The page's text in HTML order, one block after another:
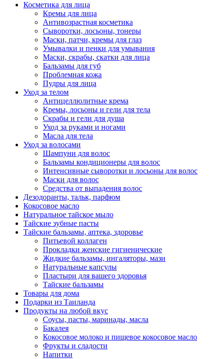
Косметика для лица
Кремы для лица
Антивозрастная косметика
Сыворотки, лосьоны, тонеры
Маски, патчи, кремы для глаз
Умывалки и пенки для умывания
Маски, скрабы, скатки для лица
Бальзамы для губ
Проблемная кожа
Пудры для лица
Уход за телом
Антицеллюлитные крема
Кремы, лосьоны и гели для тела
Скрабы и гели для душа
Уход за руками и ногами
Масла для тела
Уход за волосами
Шампуни для волос
Бальзамы кондиционеры для волос
Интенсивные сыворотки и лосьоны для волос
Маски для волос
Средства от выпадения волос
Дезодоранты, тальк, парфюм
Кокосовое масло
Натуральное тайское мыло
Тайские зубные пасты
Тайские бальзамы, аптека, здоровье
Питьевой коллаген
Прокладки женские гигиенические
Жидкие бальзамы, ингаляторы, мази
Натуральные капсулы
Пластыри для вашего здоровья
Тайские бальзамы
Товары для дома
Подарки из Таиланда
Продукты на любой вкус
Соусы, пасты, маринады, масла
Бакалея
Кокосовое молоко и пищевое кокосовое масло
Фрукты и сладости
Напитки